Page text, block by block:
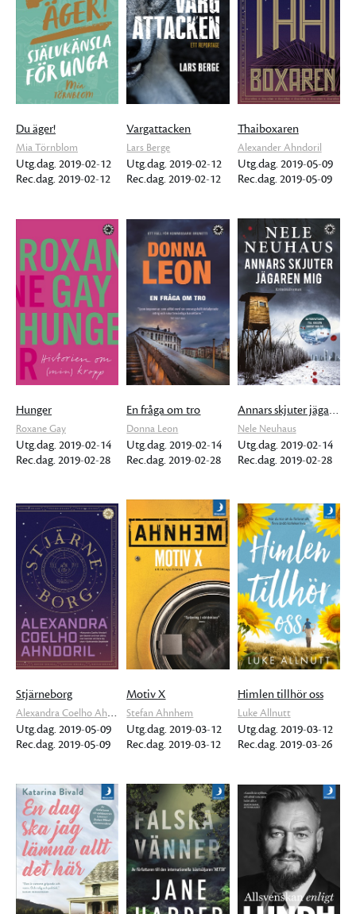
Du äger!
Mia Törnblom
Utg.dag. 2019-02-12
Rec.dag. 2019-02-12
Vargattacken
Lars Berge
Utg.dag. 2019-02-12
Rec.dag. 2019-02-12
Thaiboxaren
Alexander Ahndoril
Utg.dag. 2019-05-09
Rec.dag. 2019-05-09
Hunger
Roxane Gay
Utg.dag. 2019-02-14
Rec.dag. 2019-02-28
En fråga om tro
Donna Leon
Utg.dag. 2019-02-14
Rec.dag. 2019-02-28
Annars skjuter jägaren mig
Nele Neuhaus
Utg.dag. 2019-02-14
Rec.dag. 2019-02-28
Stjärneborg
Alexandra Coelho Ahndoril
Utg.dag. 2019-05-09
Rec.dag. 2019-05-09
Motiv X
Stefan Ahnhem
Utg.dag. 2019-03-12
Rec.dag. 2019-03-12
Himlen tillhör oss
Luke Allnutt
Utg.dag. 2019-03-12
Rec.dag. 2019-03-26